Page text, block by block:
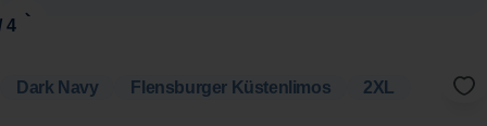
Dark Navy Flensburger Küstenlimos 2XL